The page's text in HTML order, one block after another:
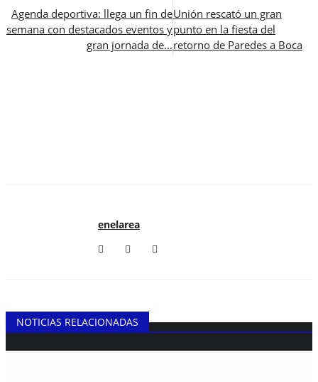
Agenda deportiva: llega un fin de
semana con destacados eventos y
gran jornada de...
Unión rescató un gran
punto en la fiesta del
retorno de Paredes a Boca
enelarea
NOTICIAS RELACIONADAS